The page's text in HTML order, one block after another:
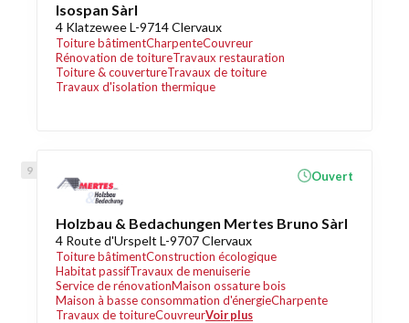
Isospan Sàrl
4 Klatzewee L-9714 Clervaux
Toiture bâtimentCharpenteCouvreur
Rénovation de toitureTravaux restauration
Toiture & couvertureTravaux de toiture
Travaux d'isolation thermique
Holzbau & Bedachungen Mertes Bruno Sàrl
4 Route d'Urspelt L-9707 Clervaux
Toiture bâtimentConstruction écologique
Habitat passifTravaux de menuiserie
Service de rénovationMaison ossature bois
Maison à basse consommation d'énergieCharpente
Travaux de toitureCouvreurVoir plus
Ouvert